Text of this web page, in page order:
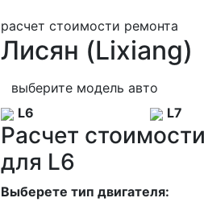
расчет стоимости ремонта
Лисян (Lixiang)
выберите модель авто
L6
L7
Расчет
для L6
Выберете тип двигателя: